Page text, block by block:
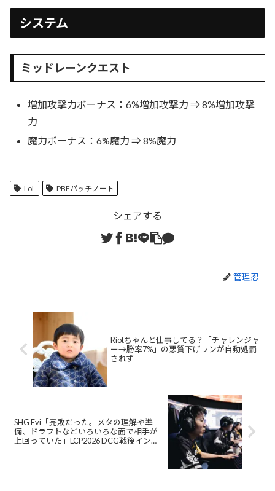
システム
ミッドレーンクエスト
増加攻撃力ボーナス：6%増加攻撃力 ⇒ 8%増加攻撃
力
魔力ボーナス：6%魔力 ⇒ 8%魔力
LoL PBEパッチノート
シェアする
管理忍
Riotちゃんと仕事してる？「チャレンジャ
ー→勝率7%」の悪質下げランが自動処罰
されず
SHG Evi「完敗だった。メタの理解や準
備、ドラフトなどいろいろな面で相手が
上回っていた」LCP2026 DCG戦後インタ